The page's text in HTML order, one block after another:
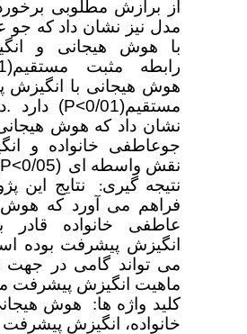
از برازش مطلوبی
مدل نیز نشان داد که جو
با هوش هیجانی و
رابطه مثبت مستقیم
هوش هیجانی با
انگیزش
مستقیم(P<0/01) دارد .
نشان داد که هوش هیجانی
جوعاطفی خانواده و
نقش واسطه ای (P<0/05)
نتیجه گیری:
نتایج این
فراهم می آورد که هوش
عاطفی خانواده قادر
انگیزش پیشرفت بوده
می تواند گامی در جهت
ماهیت انگیزش پیشرفت
کلید واژه ها:
هوش
خانواده، انگیزش پیشرفت